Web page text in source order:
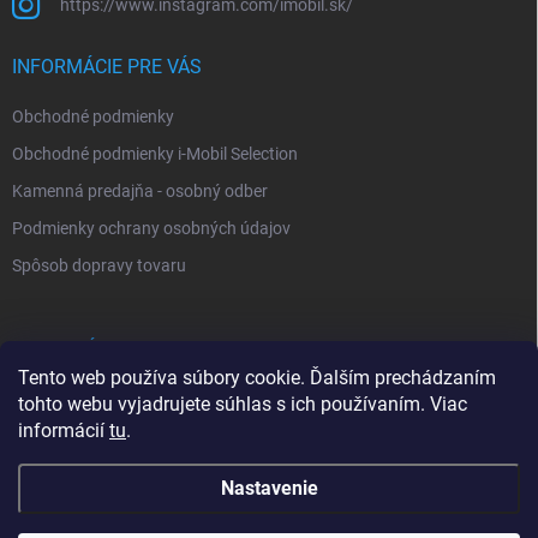
Tento web používa súbory cookie. Ďalším prechádzaním
tohto webu vyjadrujete súhlas s ich používaním. Viac
informácií tu.
Nastavenie
https://www.instagram.com/imobil.sk/
INFORMÁCIE PRE VÁS
Obchodné podmienky
Obchodné podmienky i-Mobil Selection
Kamenná predajňa - osobný odber
Podmienky ochrany osobných údajov
Spôsob dopravy tovaru